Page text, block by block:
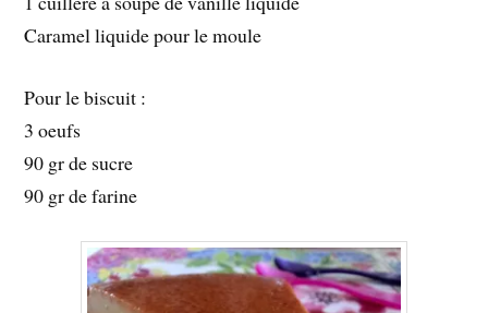
Caramel liquide pour le moule
Pour le biscuit :
3 oeufs
90 gr de sucre
90 gr de farine